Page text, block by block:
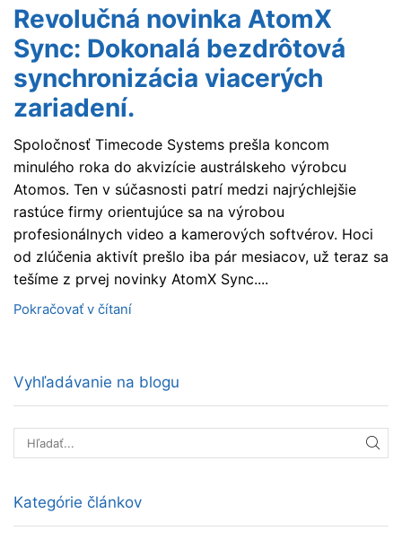
Revolučná novinka AtomX
Sync: Dokonalá bezdrôtová
synchronizácia viacerých
zariadení.
Spoločnosť Timecode Systems prešla koncom
minulého roka do akvizície austrálskeho výrobcu
Atomos. Ten v súčasnosti patrí medzi najrýchlejšie
rastúce firmy orientujúce sa na výrobou
profesionálnych video a kamerových softvérov. Hoci
od zlúčenia aktivít prešlo iba pár mesiacov, už teraz sa
tešíme z prvej novinky AtomX Sync....
Pokračovať v čítaní
Vyhľadávanie na blogu
Kategórie článkov